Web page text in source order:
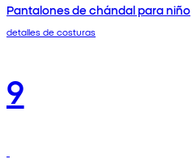
Pantalones de chándal para niño
detalles de costuras
9